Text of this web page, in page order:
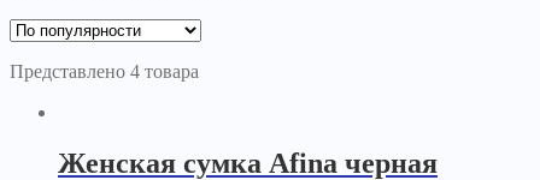
Представлено 4 товара
Женская сумка Afina черная